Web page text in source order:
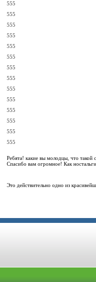
555
555
555
555
555
555
555
555
555
555
555
555
555
555
Ребята! какие вы молодцы, что такой
Спасибо вам огромное! Как
Это действительно одно из